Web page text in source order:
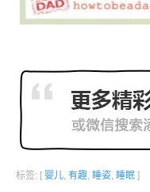
标签: [ 婴儿, 有趣, 睡姿, 睡眠 ]